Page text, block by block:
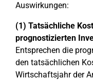
Auswirkungen:
(1) Tatsächliche
prognostizierten
Entsprechen die
den tatsächlichen
Wirtschaftsjahr der